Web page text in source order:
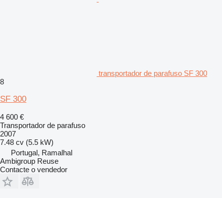
transportador de parafuso SF 300
8
SF 300
4 600 €
Transportador de parafuso
2007
7.48 cv (5.5 kW)
Portugal, Ramalhal
Ambigroup Reuse
Contacte o vendedor